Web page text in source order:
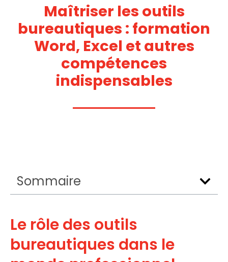
Maîtriser les outils
bureautiques : formation
Word, Excel et autres
compétences
indispensables
Sommaire
Le rôle des outils
bureautiques dans le